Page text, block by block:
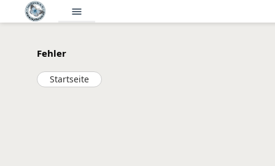
menu
Fehler
Startseite